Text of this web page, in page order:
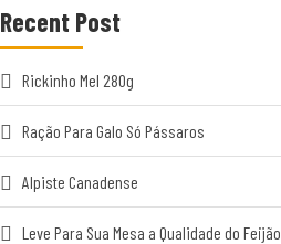
Recent Post
Rickinho Mel 280g
Ração Para Galo Só Pássaros
Alpiste Canadense
Leve Para Sua Mesa a Qualidade do Feijão